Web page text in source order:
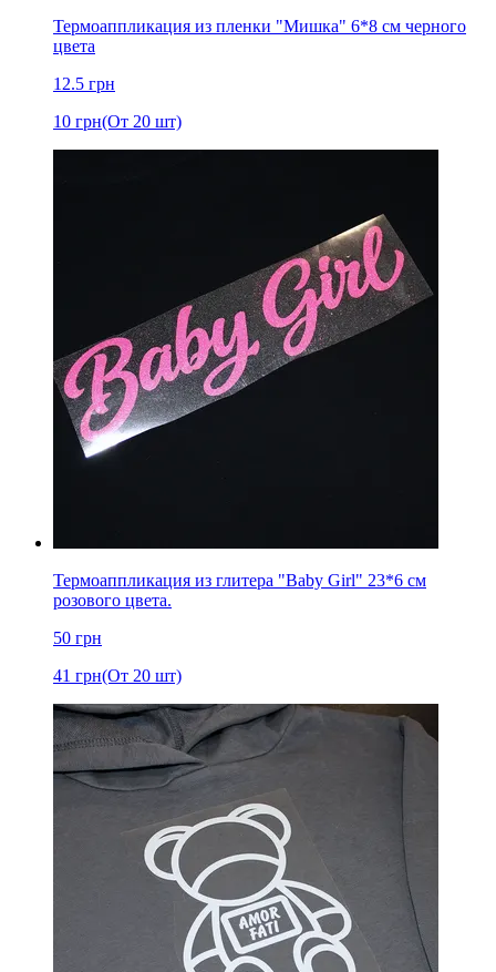
Термоаппликация из пленки "Мишка" 6*8 cм черного
цвета
12.5 грн
10 грн(От 20 шт)
Термоаппликация из глитера "Baby Girl" 23*6 см
розового цвета.
50 грн
41 грн(От 20 шт)